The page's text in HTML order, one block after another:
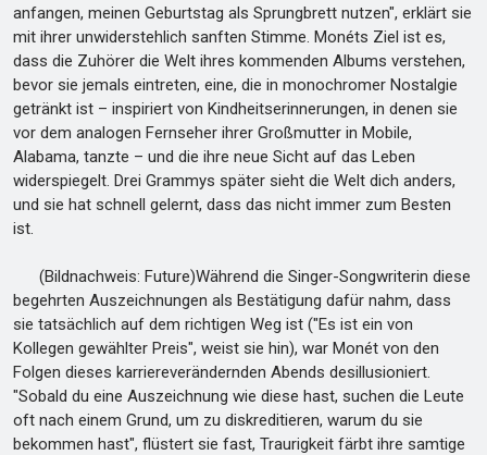
anfangen, meinen Geburtstag als Sprungbrett nutzen", erklärt sie
mit ihrer unwiderstehlich sanften Stimme. Monéts Ziel ist es,
dass die Zuhörer die Welt ihres kommenden Albums verstehen,
bevor sie jemals eintreten, eine, die in monochromer Nostalgie
getränkt ist – inspiriert von Kindheitserinnerungen, in denen sie
vor dem analogen Fernseher ihrer Großmutter in Mobile,
Alabama, tanzte – und die ihre neue Sicht auf das Leben
widerspiegelt. Drei Grammys später sieht die Welt dich anders,
und sie hat schnell gelernt, dass das nicht immer zum Besten
ist.
(Bildnachweis: Future)Während die Singer-Songwriterin diese
begehrten Auszeichnungen als Bestätigung dafür nahm, dass
sie tatsächlich auf dem richtigen Weg ist ("Es ist ein von
Kollegen gewählter Preis", weist sie hin), war Monét von den
Folgen dieses karriereverändernden Abends desillusioniert.
"Sobald du eine Auszeichnung wie diese hast, suchen die Leute
oft nach einem Grund, um zu diskreditieren, warum du sie
bekommen hast", flüstert sie fast, Traurigkeit färbt ihre samtige